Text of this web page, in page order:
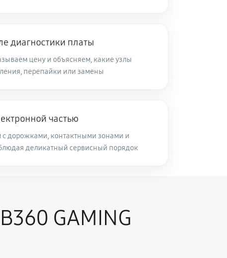
диагностики платы
цену и объясняем, какие узлы
перепайки или замены
частью
с дорожками, контактными зонами и
деликатный сервисный порядок
GAMING